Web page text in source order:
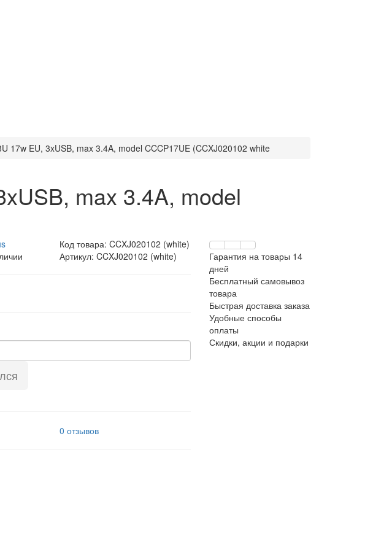
17w EU, 3xUSB, max 3.4A, model CCCP17UE (CCXJ020102 white
max 3.4A, model
Код товара:CCXJ020102 (white)
Артикул: CCXJ020102 (white)
0 отзывов
Гарантия на товары 14
дней
Бесплатный самовывоз
товара
Быстрая доставка заказа
Удобные способы
оплаты
Скидки, акции и подарки